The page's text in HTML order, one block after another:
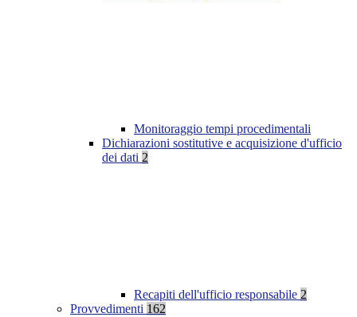
Monitoraggio tempi procedimentali
Dichiarazioni sostitutive e acquisizione d'ufficio
dei dati 2
Recapiti dell'ufficio responsabile 2
Provvedimenti 162